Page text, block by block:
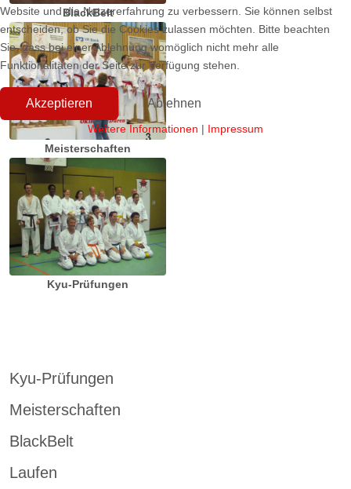
BlackBelt
Meisterschaften
Kyu-Prüfungen
Kyu-Prüfungen
Meisterschaften
BlackBelt
Laufen
Website und die Nutzererfahrung zu verbessern. Sie können selbst
entscheiden, ob Sie die Cookies zulassen möchten. Bitte beachten
Sie, dass bei einer Ablehnung womöglich nicht mehr alle
Funktionalitäten der Seite zur Verfügung stehen.
Akzeptieren Ablehnen
Weitere Informationen | Impressum